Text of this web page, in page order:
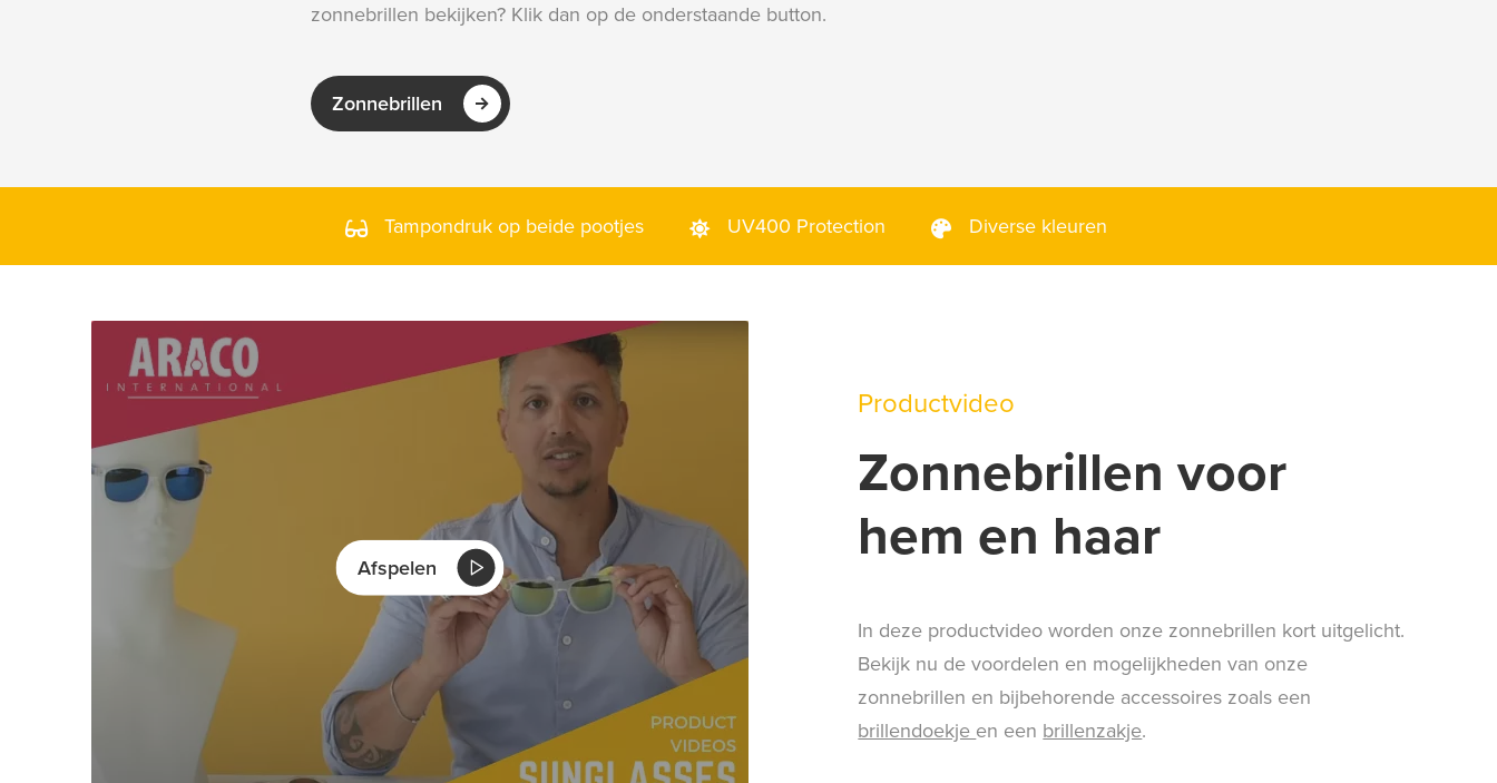
zonnebrillen bekijken? Klik dan op de onderstaande button.
Zonnebrillen
Tampondruk op beide pootjes UV400 Protection Diverse kleuren
Afspelen
Productvideo
Zonnebrillen voor
hem en haar
In deze productvideo worden onze zonnebrillen kort uitgelicht.
Bekijk nu de voordelen en mogelijkheden van onze
zonnebrillen en bijbehorende accessoires zoals een
brillendoekje en een brillenzakje.